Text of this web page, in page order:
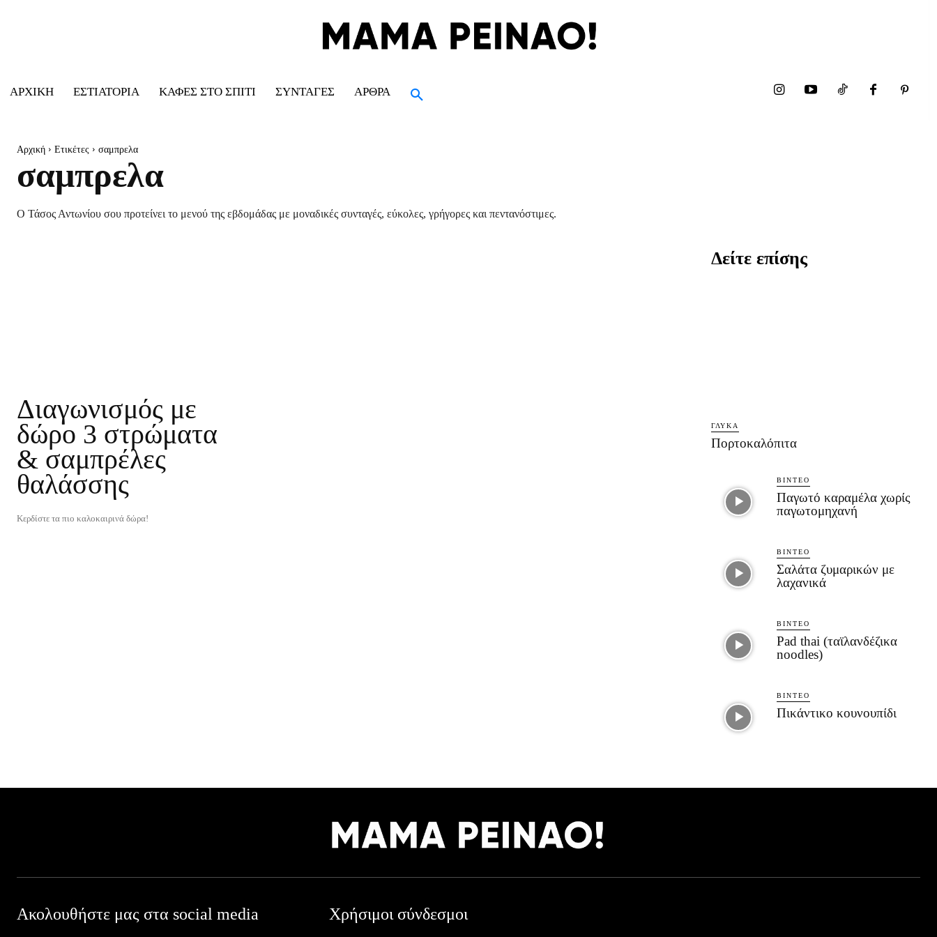
ΑΡΧΙΚΉ ΕΣΤΙΑΤΌΡΙΑ ΚΑΦΈΣ ΣΤΟ ΣΠΊΤΙ ΣΥΝΤΑΓΈΣ ΆΡΘΡΑ
Αρχική Ετικέτες σαμπρελα
σαμπρελα
Ο Τάσος Αντωνίου σου προτείνει το μενού της εβδομάδας με μοναδικές συνταγές, εύκολες, γρήγορες και πεντανόστιμες.
Διαγωνισμός με
δώρο 3 στρώματα
& σαμπρέλες
θαλάσσης
Κερδίστε τα πιο καλοκαιρινά δώρα!
Δείτε επίσης
ΓΛΥΚΆ
Πορτοκαλόπιτα
ΒΊΝΤΕΟ
Παγωτό καραμέλα χωρίς
παγωτομηχανή
ΒΊΝΤΕΟ
Σαλάτα ζυμαρικών με
λαχανικά
ΒΊΝΤΕΟ
Pad thai (ταϊλανδέζικα
noodles)
ΒΊΝΤΕΟ
Πικάντικο κουνουπίδι
Ακολουθήστε μας στα social media Χρήσιμοι σύνδεσμοι